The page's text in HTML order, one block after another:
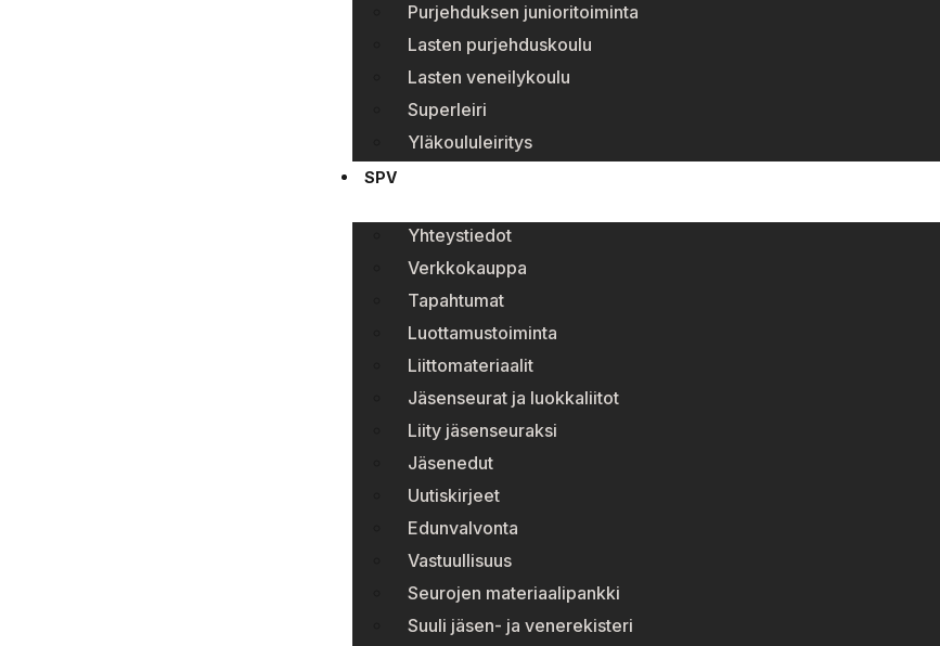
Purjehduksen junioritoiminta
Lasten purjehduskoulu
Lasten veneilykoulu
Superleiri
Yläkoululeiritys
SPV
Yhteystiedot
Verkkokauppa
Tapahtumat
Luottamustoiminta
Liittomateriaalit
Jäsenseurat ja luokkaliitot
Liity jäsenseuraksi
Jäsenedut
Uutiskirjeet
Edunvalvonta
Vastuullisuus
Seurojen materiaalipankki
Suuli jäsen- ja venerekisteri